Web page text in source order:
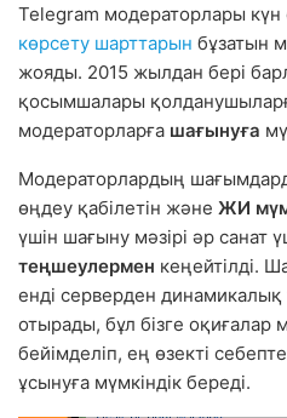
Telegram модераторлары күн
көрсету шарттарын бұзатын
жояды. 2015 жылдан бері
қосымшалары
модераторларға шағынуға
Модераторлардың
өңдеу қабілетін және ЖИ
үшін шағыну мәзірі әр санат
теңшеулермен кеңейтілді.
енді серверден
отырады, бұл бізге оқиғалар
бейімделіп, ең өзекті
ұсынуға мүмкіндік береді.